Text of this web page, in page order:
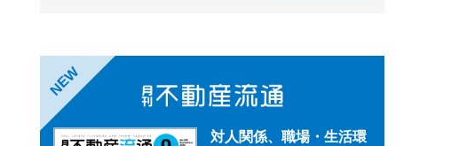
NEW
対人関係、職場・生活環